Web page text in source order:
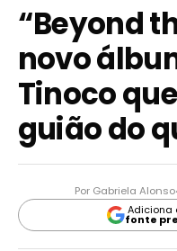
“Beyond
novo
Tinoco
guião do
Por Gabriela Alonso
Adiciona
fonte